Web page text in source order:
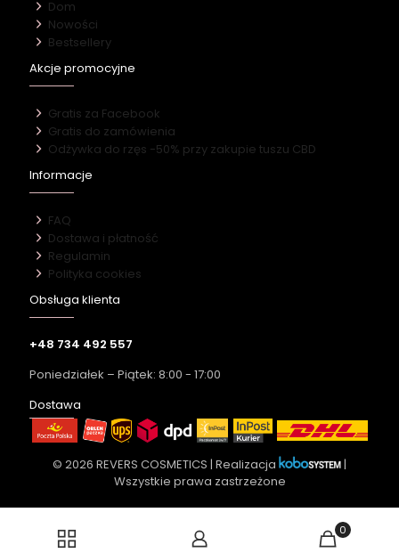
Dom
Nowości
Bestsellery
Akcje promocyjne
Gratis za Facebook
Gratis do zamówienia
Odżywka do rzęs -50% przy zakupie tuszu CBD
Informacje
FAQ
Dostawa i płatność
Regulamin
Polityka cookies
Obsługa klienta
+48 734 492 557
Poniedziałek – Piątek: 8:00 - 17:00
Dostawa
© 2026 REVERS COSMETICS | Realizacja
|
Wszystkie prawa zastrzeżone
0